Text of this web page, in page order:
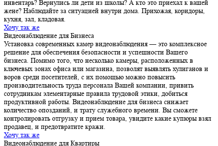
инвентарь? Вернулись ли дети из школы? А кто это приехал к вашей
жене? Наблюдайте за ситуацией внутри дома. Прихожая, коридоры,
кухня, зал, кладовая.
Хочу так же
Видеонаблюдение для Бизнеса
Установка современных камер видеонаблюдения — это комплексное
решение для обеспечения безопасности и успешности Вашего
бизнеса. Помимо того, что несколько камеры, расположенных в
ключевых зонах офиса или магазина, позволят выявлять хулиганов и
воров среди посетителей, с их помощью можно повысить
производительность труда персонала Вашей компании, привить
сотрудникам элементарные правила трудовой этики, добиться
продуктивной работы. Видеонаблюдение для бизнеса снижает
количество опозданий, и трату служебного времени. Вы сможете
контролировать отгрузку и прием товара, увидите какие купюры взял
продавец, и предотвратите кражи.
Хочу так же
Видеонаблюдение для Квартиры